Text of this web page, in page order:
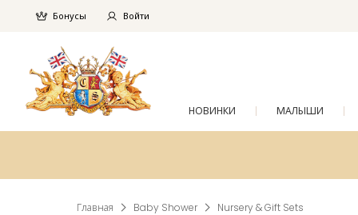
Бонусы Войти
НОВИНКИ МАЛЫШИ
Главная Baby Shower Nursery & Gift Sets